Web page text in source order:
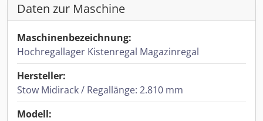
Daten zur Maschine
Maschinenbezeichnung:
Hochregallager Kistenregal Magazinregal
Hersteller:
Stow Midirack / Regallänge: 2.810 mm
Modell: